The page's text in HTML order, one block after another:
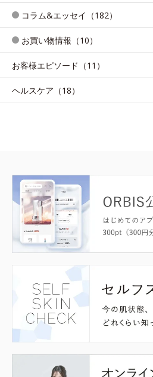
コラム&エッセイ（182）
お買い物情報（10）
お客様エピソード（11）
ヘルスケア（18）